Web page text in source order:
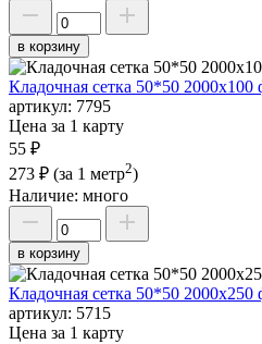
в корзину
Кладочная сетка 50*50
артикул: 7795
Цена за 1 карту
55 ₽
273 ₽ (за 1 метр2)
Наличие: много
в корзину
Кладочная сетка 50*50
артикул: 5715
Цена за 1 карту